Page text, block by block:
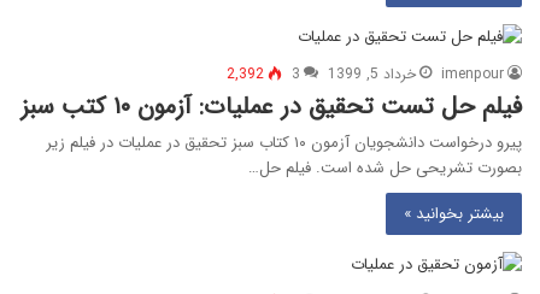
imenpour خرداد 5, 1399 3
2,392
فیلم حل تست تحقیق در عملیات: آزمون ۱۰ کتب سبز
پیرو درخواست دانشجویان آزمون ۱۰ کتاب سبز تحقیق در عملیات در فیلم زیر
بصورت تشریحی حل شده است. فیلم حل…
بیشتر بخوانید »